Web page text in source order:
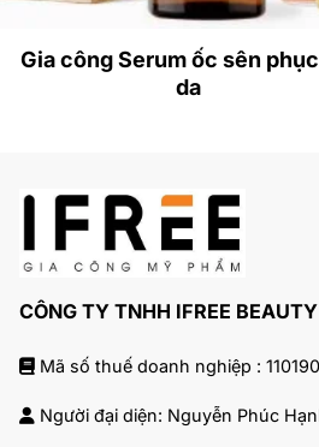
Gia công Serum ốc sên
da
CÔNG TY TNHH IFREE BEAUTY
Mã số thuế doanh nghiệp :
Người đại diện: Nguyễn Phúc